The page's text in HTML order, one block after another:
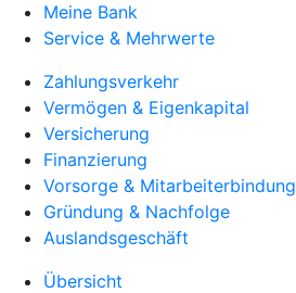
Meine Bank
Service & Mehrwerte
Zahlungsverkehr
Vermögen & Eigenkapital
Versicherung
Finanzierung
Vorsorge & Mitarbeiterbindung
Gründung & Nachfolge
Auslandsgeschäft
Übersicht